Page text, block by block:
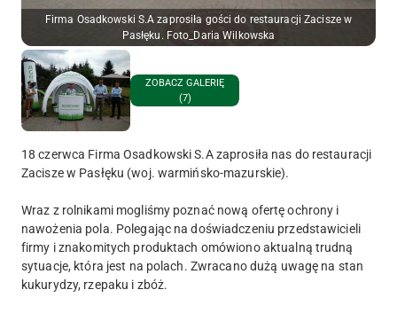
Firma Osadkowski S.A zaprosiła gości do restauracji Zacisze w
Pasłęku. Foto_Daria Wilkowska
ZOBACZ GALERIĘ
(7)
18 czerwca Firma Osadkowski S.A zaprosiła nas do restauracji
Zacisze w Pasłęku (woj. warmińsko-mazurskie).
Wraz z rolnikami mogliśmy poznać nową ofertę ochrony i
nawożenia pola. Polegając na doświadczeniu przedstawicieli
firmy i znakomitych produktach omówiono aktualną trudną
sytuacje, która jest na polach. Zwracano dużą uwagę na stan
kukurydzy, rzepaku i zbóż.